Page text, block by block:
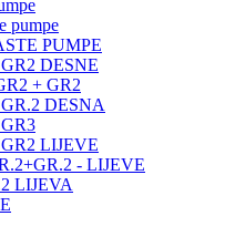
pumpe
PUMPE
DESNE
+ GR2
DESNA
LIJEVE
- LIJEVE
LIJEVA